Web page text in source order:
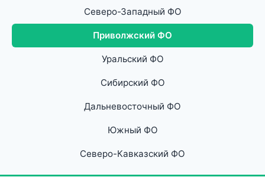
Северо-Западный ФО
Приволжский ФО
Уральский ФО
Сибирский ФО
Дальневосточный ФО
Южный ФО
Северо-Кавказский ФО